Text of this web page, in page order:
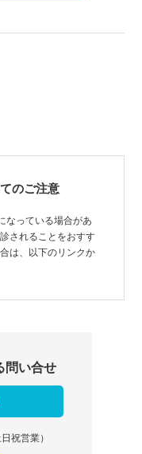
のご注意
なっている場合があ
されることをおすす
は、以下のリンクか
問い合せ
祝営業）